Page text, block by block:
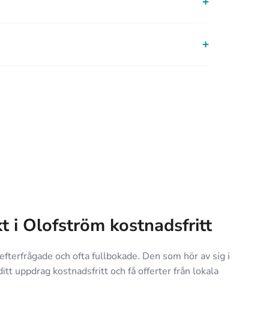
+
i Olofström kostnadsfritt
och ofta fullbokade. Den som hör av sig i
uppdrag kostnadsfritt och få offerter från lokala